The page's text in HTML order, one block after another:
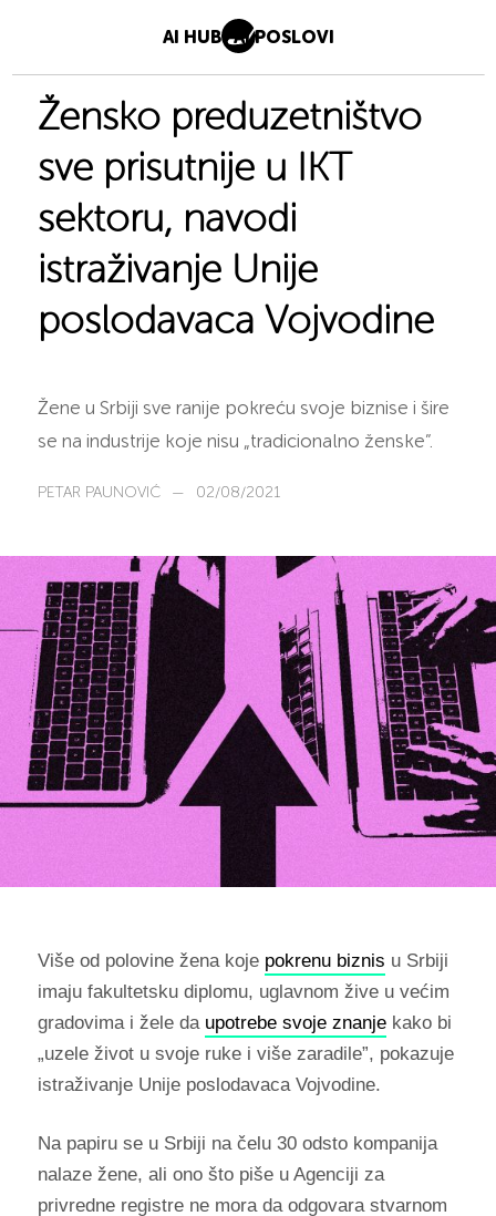
AI HUB AI POSLOVI
Žensko preduzetništvo
sve prisutnije u IKT
sektoru, navodi
istraživanje Unije
poslodavaca Vojvodine
Žene u Srbiji sve ranije pokreću svoje biznise i šire
se na industrije koje nisu „tradicionalno ženske”.
PETAR PAUNOVIĆ — 02/08/2021
Više od polovine žena koje pokrenu biznis u Srbiji
imaju fakultetsku diplomu, uglavnom žive u većim
gradovima i žele da upotrebe svoje znanjekako bi
„uzele život u svoje ruke i više zaradile”, pokazuje
istraživanje Unije poslodavaca Vojvodine.
Na papiru se u Srbiji na čelu 30 odsto kompanija
nalaze žene, ali ono što piše u Agenciji za
privredne registre ne mora da odgovara stvarnom